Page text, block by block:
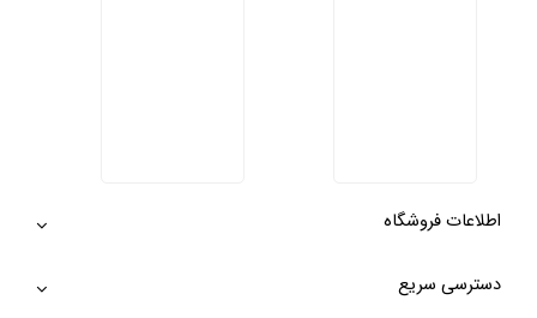
اطلاعات فروشگاه
دسترسی سریع